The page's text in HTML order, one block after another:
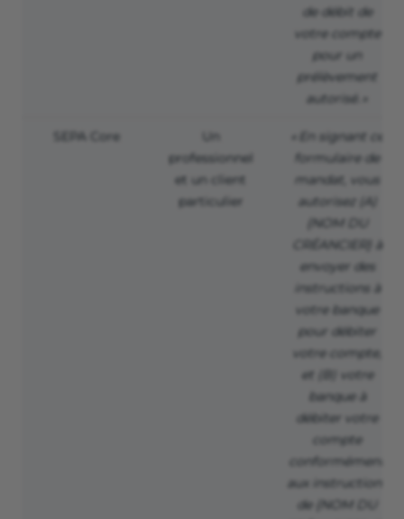
de débit de
votre compte
pour un
prélèvement
autorisé. »
SEPA Core
Un
professionnel
et un client
particulier
« En signant ce
formulaire de
mandat, vous
autorisez (A)
{NOM DU
CRÉANCIER} à
envoyer des
instructions à
votre banque
pour débiter
votre compte,
et (B) votre
banque à
débiter votre
compte
conformément
aux instructions
de {NOM DU